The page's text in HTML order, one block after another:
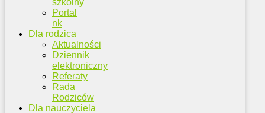
szkolny
Portal
nk
Dla rodzica
Aktualności
Dziennik
elektroniczny
Referaty
Rada
Rodziców
Dla nauczyciela